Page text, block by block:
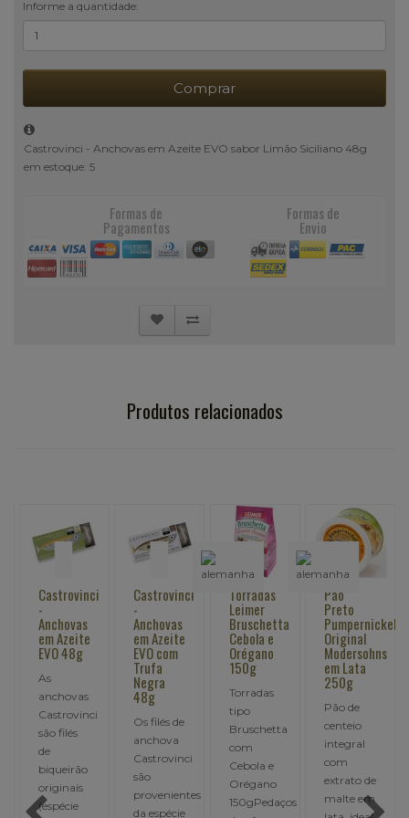
Informe a quantidade:
Comprar
Castrovinci - Anchovas em Azeite EVO sabor Limão Siciliano 48g
em estoque: 5
Formas de
Pagamentos
Formas de
Envio
Produtos relacionados
Castrovinci
-
Anchovas
em Azeite
EVO 48g
As
anchovas
Castrovinci
são filés
de
biqueirão
originais
(espécie
Castrovinci
-
Anchovas
em Azeite
EVO com
Trufa
Negra
48g
Os filés de
anchova
Castrovinci
são
provenientes
da espécie
Torradas
Leimer
Bruschetta
Cebola e
Orégano
150g
Torradas
tipo
Bruschetta
com
Cebola e
Orégano
150gPedaços
Pão
Preto
Pumpernickel
Original
Modersohns
em Lata
250g
Pão de
centeio
integral
com
extrato de
malte em